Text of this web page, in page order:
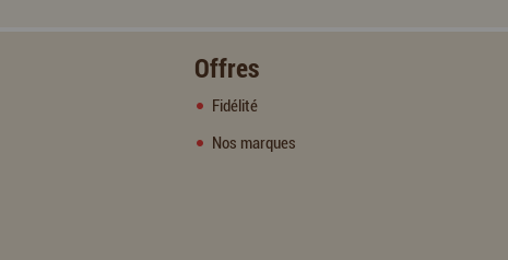
Offres
Fidélité
Nos marques